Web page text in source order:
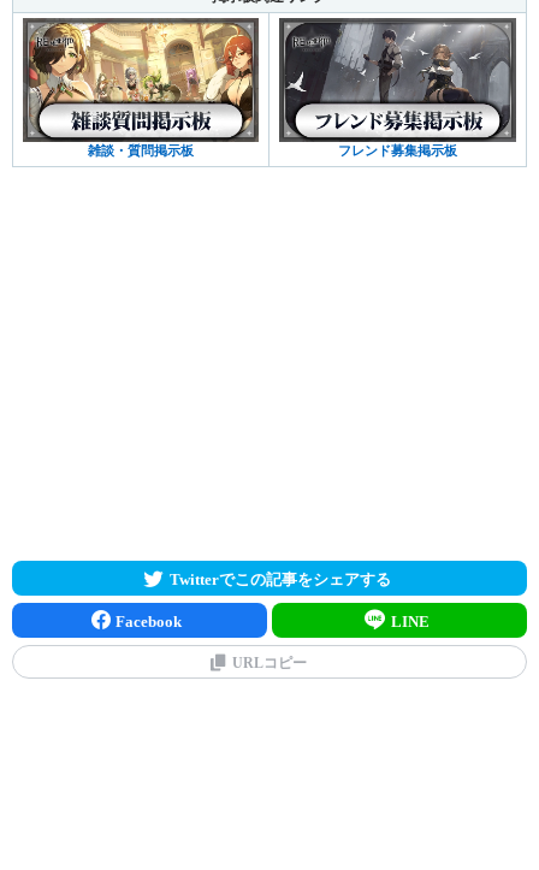
雑談・質問掲示板 フレンド募集掲示板
Twitterでこの記事をシェアする
Facebook LINE
URLコピー